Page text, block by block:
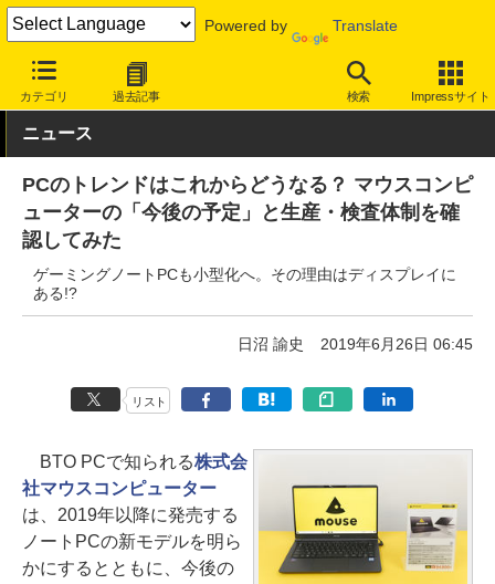
Powered by Translate
カテゴリ 過去記事 検索 Impressサイト
INTERNET Watch ハードウェア PC
ニュース
PCのトレンドはこれからどうなる？ マウスコンピ
ューターの「今後の予定」と生産・検査体制を確
認してみた
ゲーミングノートPCも小型化へ。その理由はディスプレイに
ある!?
日沼 諭史 2019年6月26日 06:45
リスト
BTO PCで知られる株式会
社マウスコンピューター
は、2019年以降に発売する
ノートPCの新モデルを明ら
かにするとともに、今後の